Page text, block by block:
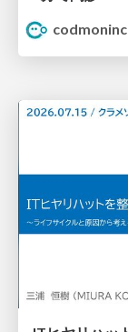
codmoninc